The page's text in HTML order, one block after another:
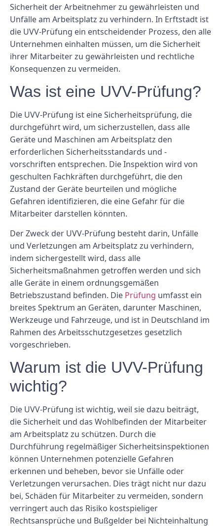
Sicherheit der Arbeitnehmer zu gewährleisten und
Unfälle am Arbeitsplatz zu verhindern. In Erftstadt ist
die UVV-Prüfung ein entscheidender Prozess, den alle
Unternehmen einhalten müssen, um die Sicherheit
ihrer Mitarbeiter zu gewährleisten und rechtliche
Konsequenzen zu vermeiden.
Was ist eine UVV-Prüfung?
Die UVV-Prüfung ist eine Sicherheitsprüfung, die
durchgeführt wird, um sicherzustellen, dass alle
Geräte und Maschinen am Arbeitsplatz den
erforderlichen Sicherheitsstandards und -
vorschriften entsprechen. Die Inspektion wird von
geschulten Fachkräften durchgeführt, die den
Zustand der Geräte beurteilen und mögliche
Gefahren identifizieren, die eine Gefahr für die
Mitarbeiter darstellen könnten.
Der Zweck der UVV-Prüfung besteht darin, Unfälle
und Verletzungen am Arbeitsplatz zu verhindern,
indem sichergestellt wird, dass alle
Sicherheitsmaßnahmen getroffen werden und sich
alle Geräte in einem ordnungsgemäßen
Betriebszustand befinden. Die Prüfung umfasst ein
breites Spektrum an Geräten, darunter Maschinen,
Werkzeuge und Fahrzeuge, und ist in Deutschland im
Rahmen des Arbeitsschutzgesetzes gesetzlich
vorgeschrieben.
Warum ist die UVV-Prüfung
wichtig?
Die UVV-Prüfung ist wichtig, weil sie dazu beiträgt,
die Sicherheit und das Wohlbefinden der Mitarbeiter
am Arbeitsplatz zu schützen. Durch die
Durchführung regelmäßiger Sicherheitsinspektionen
können Unternehmen potenzielle Gefahren
erkennen und beheben, bevor sie Unfälle oder
Verletzungen verursachen. Dies trägt nicht nur dazu
bei, Schäden für Mitarbeiter zu vermeiden, sondern
verringert auch das Risiko kostspieliger
Rechtsansprüche und Bußgelder bei Nichteinhaltung